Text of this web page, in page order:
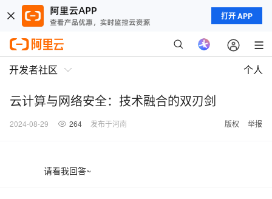
打开 APP
开发者社区 个人
云计算与网络安全：技术融合的双刃剑
2024-08-29 264 发布于河南 版权 举报
请看我回答~